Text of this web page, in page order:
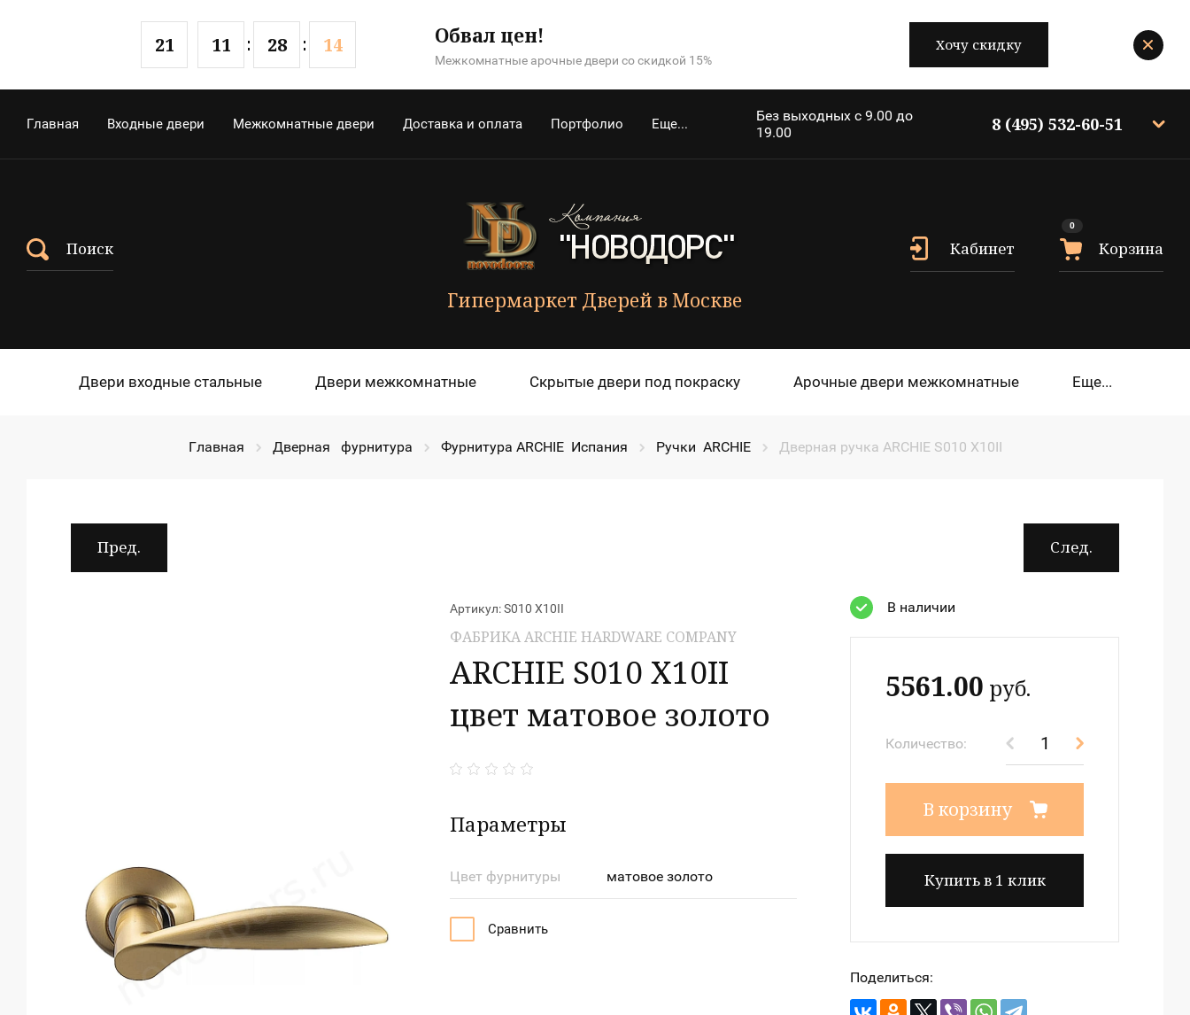
21 11 28 13 Обвал цен!
Межкомнатные арочные двери со скидкой 15%
Хочу скидку
Главная Входные двери Межкомнатные двери Доставка и оплата Портфолио Еще...
Без выходных c 9.00 до
19.00
8 (495) 532-60-51
Поиск
Гипермаркет Дверей в Москве
Кабинет Корзина
0
Двери входные стальные Двери межкомнатные Скрытые двери под покраску Арочные двери межкомнатные Еще...
Главная Дверная   фурнитура Фурнитура ARCHIE  Испания Ручки  ARCHIE Дверная ручка ARCHIE S010 X10II
Пред. След.
Артикул:S010 X10II
ФАБРИКА ARCHIE HARDWARE COMPANY
ARCHIE S010 X10II
цвет матовое золото
Параметры
Цвет фурнитуры матовое золото
Сравнить
В наличии
5561.00 руб.
Количество:
В корзину
Купить в 1 клик
Поделиться: